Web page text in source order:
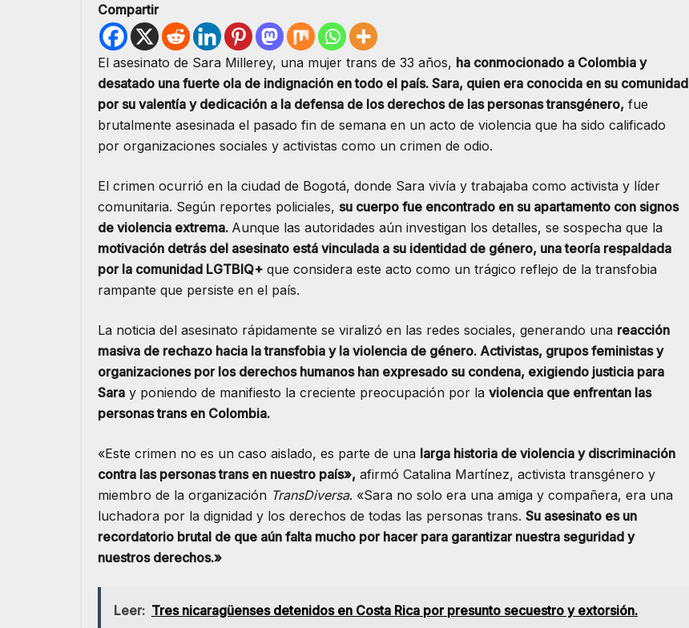
Compartir
El asesinato de Sara Millerey, una mujer trans de 33 años, ha conmocionado a Colombia y
desatado una fuerte ola de indignación en todo el país. Sara, quien era conocida en su comunidad
por su valentía y dedicación a la defensa de los derechos de las personas transgénero, fue
brutalmente asesinada el pasado fin de semana en un acto de violencia que ha sido calificado
por organizaciones sociales y activistas como un crimen de odio.
El crimen ocurrió en la ciudad de Bogotá, donde Sara vivía y trabajaba como activista y líder
comunitaria. Según reportes policiales, su cuerpo fue encontrado en su apartamento con signos
de violencia extrema. Aunque las autoridades aún investigan los detalles, se sospecha que la
motivación detrás del asesinato está vinculada a su identidad de género, una teoría respaldada
por la comunidad LGTBIQ+ que considera este acto como un trágico reflejo de la transfobia
rampante que persiste en el país.
La noticia del asesinato rápidamente se viralizó en las redes sociales, generando una reacción
masiva de rechazo hacia la transfobia y la violencia de género. Activistas, grupos feministas y
organizaciones por los derechos humanos han expresado su condena, exigiendo justicia para
Sara y poniendo de manifiesto la creciente preocupación por la violencia que enfrentan las
personas trans en Colombia.
«Este crimen no es un caso aislado, es parte de una larga historia de violencia y discriminación
contra las personas trans en nuestro país», afirmó Catalina Martínez, activista transgénero y
miembro de la organización TransDiversa. «Sara no solo era una amiga y compañera, era una
luchadora por la dignidad y los derechos de todas las personas trans. Su asesinato es un
recordatorio brutal de que aún falta mucho por hacer para garantizar nuestra seguridad y
nuestros derechos.»
Leer: Tres nicaragüenses detenidos en Costa Rica por presunto secuestro y extorsión.